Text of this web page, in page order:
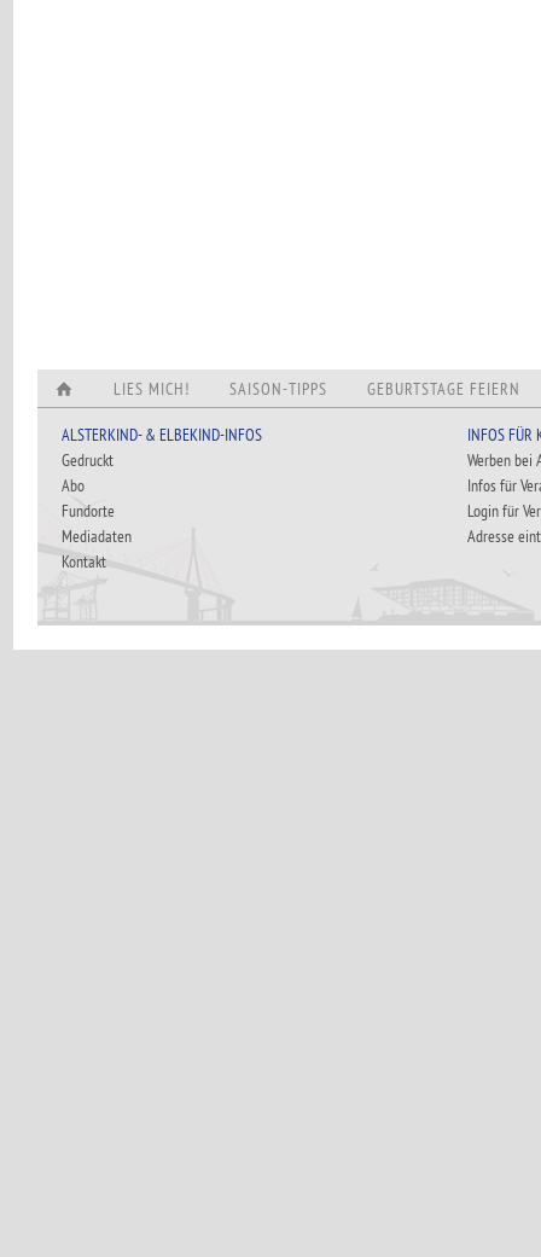
LIES MICH! SAISON-TIPPS GEBURTSTAGE FEIERN
ALSTERKIND- & ELBEKIND-INFOS
Gedruckt
Abo
Fundorte
Mediadaten
Kontakt
INFOS FÜR
Werben bei
Infos für
Login für
Adresse